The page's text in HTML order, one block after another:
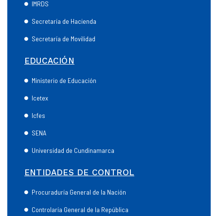
IMRDS
Secretaría de Hacienda
Secretaría de Movilidad
EDUCACIÓN
Ministerio de Educación
Icetex
Icfes
SENA
Universidad de Cundinamarca
ENTIDADES DE CONTROL
Procuraduría General de la Nación
Controlaría General de la República